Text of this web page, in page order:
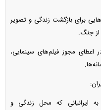
برای بازگشت زندگی و تصویر
از جنگ.
اعطای مجوز فیلم‌های سینمایی،
ایرانیانی که محل زندگی و